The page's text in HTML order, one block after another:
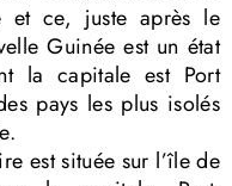
et ce, juste après le
Guinée est un état
la capitale est Port
pays les plus isolés
est située sur l’île de